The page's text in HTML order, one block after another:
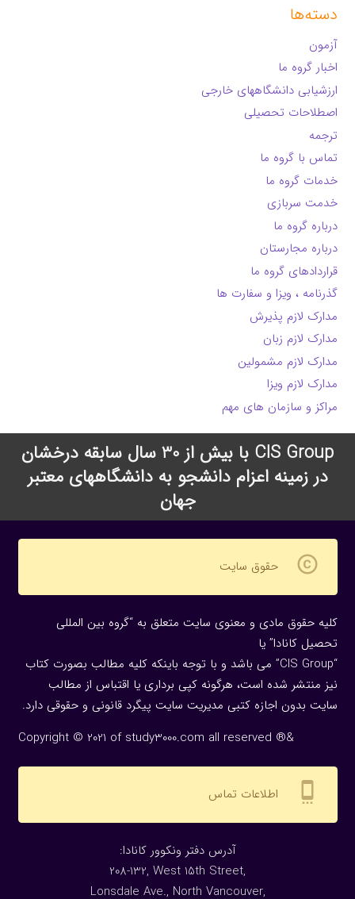
دسته‌ها
آزمون
اخبار گروه ما
ارزشیابی دانشگاههای خارجی
اصطلاحات تحصیلی
ترجمه
تماس با گروه ما
خدمات گروه ما
خدمت سربازی
درباره گروه ما
درباره مجارستان
قراردادهای گروه ما
گذرنامه ، ویزا و سفارت ها
مدارک لازم پذیرش
مدارک لازم زبان
مدارک لازم مشمولین
مدارک لازم ویزا
مراکز و سازمان های مهم
CIS Group با بیش از 30 سال سابقه درخشان
در زمینه اعزام دانشجو به دانشگاههای معتبر
جهان
copyright حقوق سایت
کلیه حقوق مادی و معنوی سایت متعلق به “گروه بین المللی
تحصیل کانادا” یا
“CIS Group” می باشد و با توجه باینکه کلیه مطالب بصورت کتاب
نیز منتشر شده است، هرگونه كپی برداری یا اقتباس از مطالب
سایت بدون اجازه كتبی مدیریت سایت پیگرد قانونی و حقوقی دارد.
Copyright © 2021 of study3000.com all reserved ®&
settings_cell اطلاعات تماس
:آدرس دفتر ونکوور کانادا
208-132, West 15th Street,
Lonsdale Ave., North Vancouver,